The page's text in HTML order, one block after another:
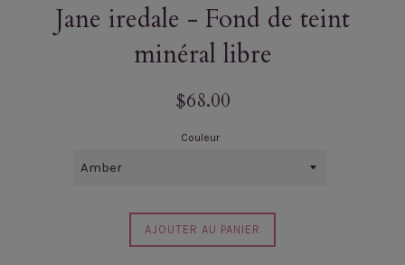
Jane iredale - Fond de teint
minéral libre
Prix
$68.00
Couleur
AJOUTER AU PANIER